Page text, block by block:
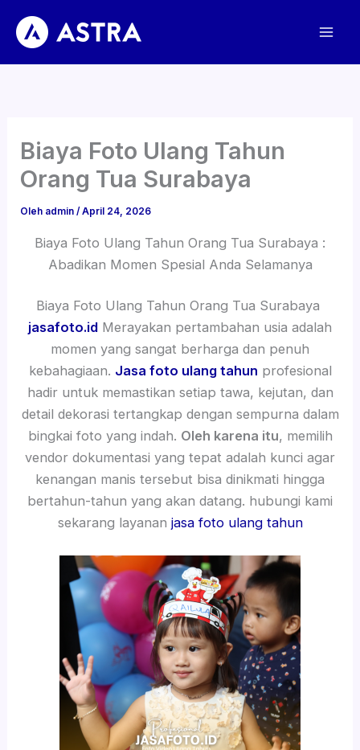
konten
Biaya Foto Ulang Tahun
Orang Tua Surabaya
Oleh admin/April 24, 2026
Biaya Foto Ulang Tahun Orang Tua Surabaya :
Abadikan Momen Spesial Anda Selamanya
Biaya Foto Ulang Tahun Orang Tua Surabaya
jasafoto.id Merayakan pertambahan usia adalah
momen yang sangat berharga dan penuh
kebahagiaan. Jasa foto ulang tahun profesional
hadir untuk memastikan setiap tawa, kejutan, dan
detail dekorasi tertangkap dengan sempurna dalam
bingkai foto yang indah. Oleh karena itu, memilih
vendor dokumentasi yang tepat adalah kunci agar
kenangan manis tersebut bisa dinikmati hingga
bertahun-tahun yang akan datang. hubungi kami
sekarang layanan jasa foto ulang tahun